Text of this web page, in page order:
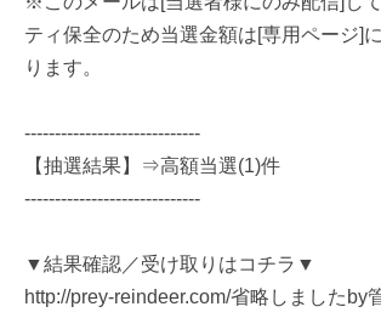
ティ保全のため当選金額は[専用ページ]
ります。
-----------------------------
【抽選結果】⇒高額当選(1)件
-----------------------------
▼結果確認／受け取りはコチラ▼
http://prey-reindeer.com/省略しましたby